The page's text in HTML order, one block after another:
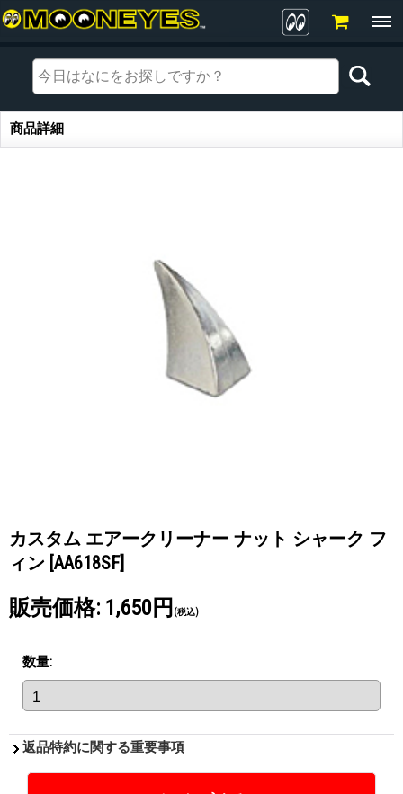
商品詳細
商品詳細
カスタム エアークリーナー ナット シャーク フ
ィン [AA618SF]
販売価格: 1,650円 (税込)
数量:
返品特約に関する重要事項